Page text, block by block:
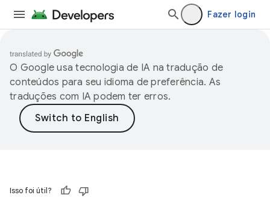
Fazer login
O Google usa tecnologia de IA na tradução de
conteúdos para seu idioma de preferência. As
traduções com IA podem ter erros.
Isso foi útil?